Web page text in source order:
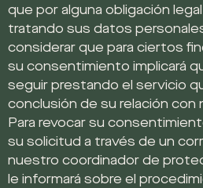
que por alguna obligación
tratando sus datos
considerar que para ciertos
su consentimiento implicará
seguir prestando el servicio
conclusión de su relación con
Para revocar su
su solicitud a través de un
nuestro coordinador de
le informará sobre el